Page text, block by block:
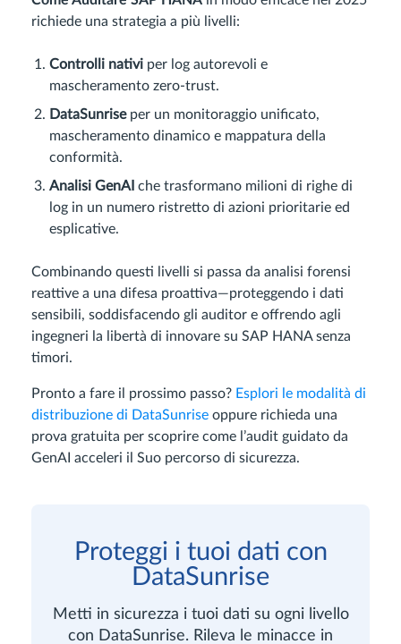
richiede una strategia a più livelli:
Controlli nativi per log autorevoli e
mascheramento zero‑trust.
DataSunriseper un monitoraggio unificato,
mascheramento dinamico e mappatura della
conformità.
Analisi GenAI che trasformano milioni di righe di
log in un numero ristretto di azioni prioritarie ed
esplicative.
Combinando questi livelli si passa da analisi forensi
reattive a una difesa proattiva—proteggendo i dati
sensibili, soddisfacendo gli auditor e offrendo agli
ingegneri la libertà di innovare su SAP HANA senza
timori.
Pronto a fare il prossimo passo? Esplori le modalità di
distribuzione di DataSunrise oppure richieda una
prova gratuita per scoprire come l’audit guidato da
GenAI acceleri il Suo percorso di sicurezza.
Proteggi i tuoi dati con
DataSunrise
Metti in sicurezza i tuoi dati su ogni livello
con DataSunrise. Rileva le minacce in